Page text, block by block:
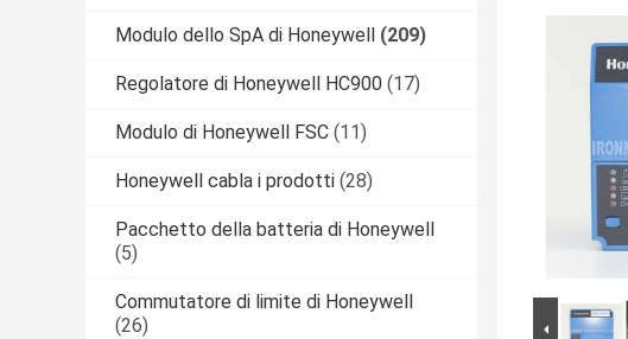
Modulo dello SpA di Honeywell (209)
Regolatore di Honeywell HC900 (17)
Modulo di Honeywell FSC (11)
Honeywell cabla i prodotti (28)
Pacchetto della batteria di Honeywell
(5)
Commutatore di limite di Honeywell
(26)